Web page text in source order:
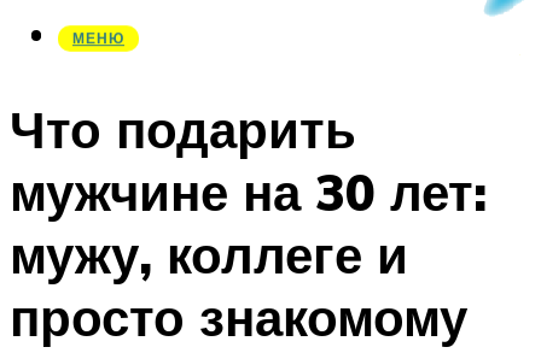
МЕНЮ
МЕНЮ
Что подарить
мужчине на 30 лет:
мужу, коллеге и
просто знакомому